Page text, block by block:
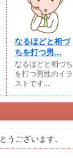
なるほどと相づ
ちを打つ男...
なるほどと相づち
を打つ男性のイラ
ストです...
うございます。